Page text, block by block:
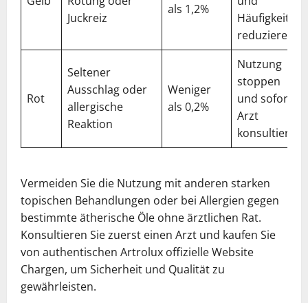
Juckreiz
als 1,2%
Häufigkeit
reduzieren
Rot
Seltener
Ausschlag oder
allergische
Reaktion
Weniger
als 0,2%
Nutzung
stoppen
und sofort
Arzt
konsultieren
Vermeiden Sie die Nutzung mit anderen starken
topischen Behandlungen oder bei Allergien gegen
bestimmte ätherische Öle ohne ärztlichen Rat.
Konsultieren Sie zuerst einen Arzt und kaufen Sie
von authentischen Artrolux offizielle Website
Chargen, um Sicherheit und Qualität zu
gewährleisten.